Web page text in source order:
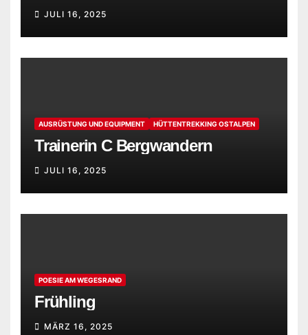
JULI 16, 2025
AUSRÜSTUNG UND EQUIPMENT HÜTTENTREKKING OSTALPEN
Trainerin C Bergwandern
JULI 16, 2025
POESIE AM WEGESRAND
Frühling
MÄRZ 16, 2025